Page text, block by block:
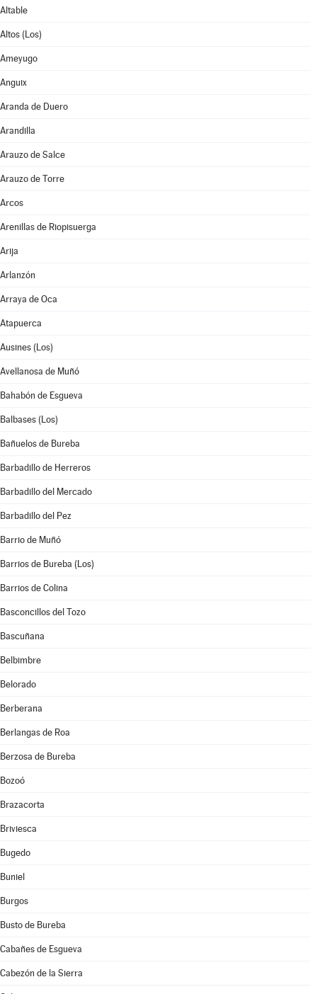
Altable
Altos (Los)
Ameyugo
Anguix
Aranda de Duero
Arandilla
Arauzo de Salce
Arauzo de Torre
Arcos
Arenillas de Riopisuerga
Arija
Arlanzón
Arraya de Oca
Atapuerca
Ausines (Los)
Avellanosa de Muñó
Bahabón de Esgueva
Balbases (Los)
Bañuelos de Bureba
Barbadillo de Herreros
Barbadillo del Mercado
Barbadillo del Pez
Barrio de Muñó
Barrios de Bureba (Los)
Barrios de Colina
Basconcillos del Tozo
Bascuñana
Belbimbre
Belorado
Berberana
Berlangas de Roa
Berzosa de Bureba
Bozoó
Brazacorta
Briviesca
Bugedo
Buniel
Burgos
Busto de Bureba
Cabañes de Esgueva
Cabezón de la Sierra